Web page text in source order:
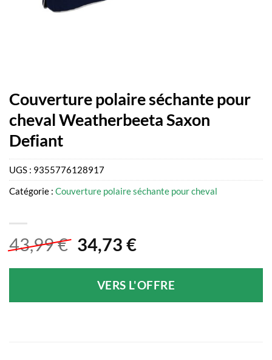
Couverture polaire séchante pour
cheval Weatherbeeta Saxon
Defiant
43,99€ Le
initial
était :
34,73 €Le
actuel
est :
VERS L'OFFRE
UGS : 9355776128917
Catégorie : Couverture polaire séchante pour cheval